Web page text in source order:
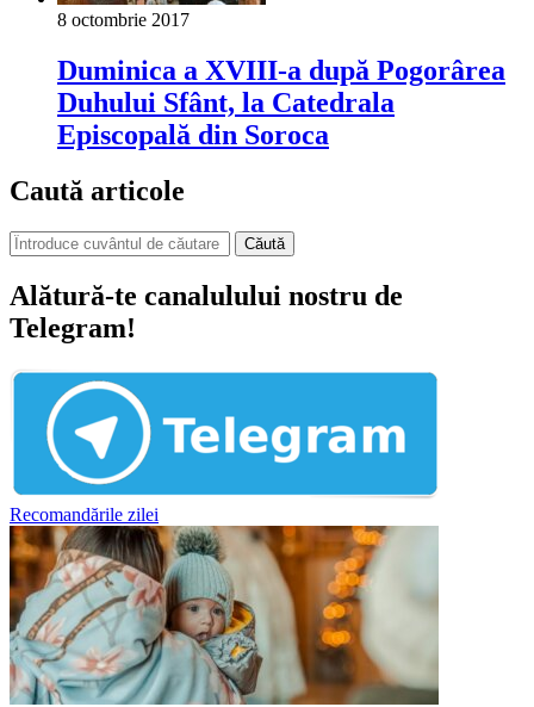
8 octombrie 2017
Duminica a XVIII-a după Pogorârea
Duhului Sfânt, la Catedrala
Episcopală din Soroca
Caută articole
Căută
Alătură-te canalulului nostru de
Telegram!
Recomandările zilei